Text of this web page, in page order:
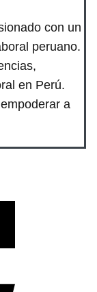
con un
peruano.
en Perú.
a